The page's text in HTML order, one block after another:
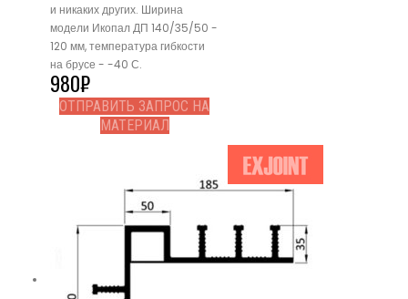
и никаких других. Ширина
модели Икопал ДП 140/35/50 -
120 мм, температура гибкости
на брусе - -40 С.
980₽
ОТПРАВИТЬ ЗАПРОС НА
МАТЕРИАЛ